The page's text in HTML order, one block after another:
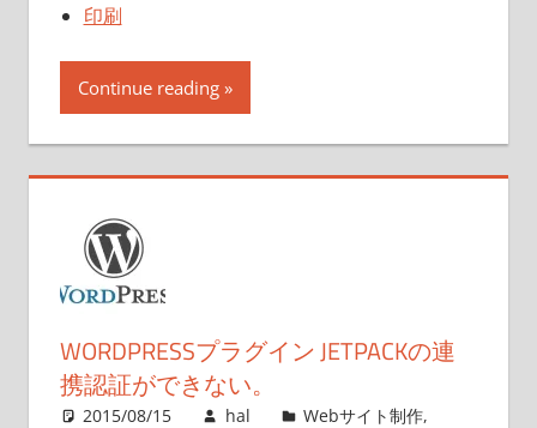
印刷
Continue reading
WORDPRESSプラグイン JETPACKの連
携認証ができない。
2015/08/15 hal Webサイト制作,